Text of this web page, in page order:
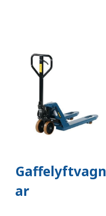
Gaffelyftvagn
ar